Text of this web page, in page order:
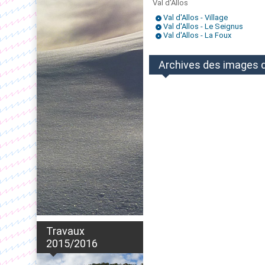
Travaux
2015/2016
Val d'Allos
Val d'Allos - Village
Val d'Allos - Le Seignus
Val d'Allos - La Foux
Archives des images